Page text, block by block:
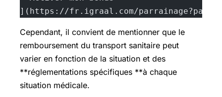
](https://fr.igraal.com/
Cependant, il convient de mentionner que le
remboursement du transport sanitaire peut
varier en fonction de la situation et des
**réglementations spécifiques **à chaque
situation médicale.